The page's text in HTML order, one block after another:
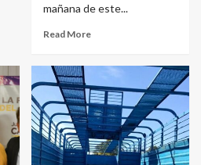
mañana de este...
Read More